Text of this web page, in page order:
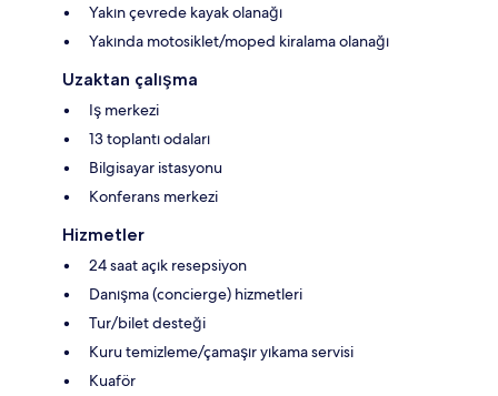
Yakın çevrede kayak olanağı
Yakında motosiklet/moped kiralama olanağı
Uzaktan çalışma
Iş merkezi
13 toplantı odaları
Bilgisayar istasyonu
Konferans merkezi
Hizmetler
24 saat açık resepsiyon
Danışma (concierge) hizmetleri
Tur/bilet desteği
Kuru temizleme/çamaşır yıkama servisi
Kuaför